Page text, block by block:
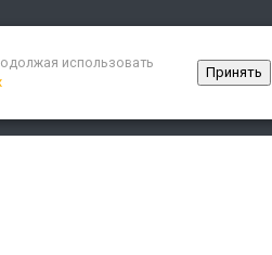
использовать
Принять